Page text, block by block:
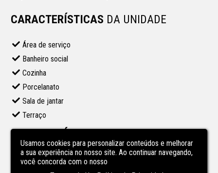
CARACTERÍSTICAS DA UNIDADE
Área de serviço
Banheiro social
Cozinha
Porcelanato
Sala de jantar
Terraço
CARACTERÍSTICAS
EMPREENDIMENTO
Usamos cookies para personalizar conteúdos e melhorar
a sua experiência no nosso site. Ao continuar navegando,
você concorda com o nosso